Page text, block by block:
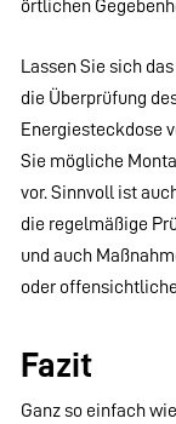
örtlichen
Lassen Sie sich
die Überprüfung
Energiesteckdose
Sie mögliche
vor. Sinnvoll ist
die regelmäßige
und auch
oder
Fazit
Ganz so einfach